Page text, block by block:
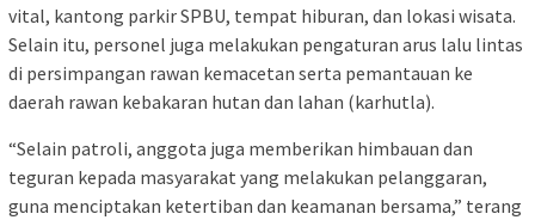
vital, kantong parkir SPBU, tempat hiburan, dan lokasi wisata.
Selain itu, personel juga melakukan pengaturan arus lalu lintas
di persimpangan rawan kemacetan serta pemantauan ke
daerah rawan kebakaran hutan dan lahan (karhutla).
“Selain patroli, anggota juga memberikan himbauan dan
teguran kepada masyarakat yang melakukan pelanggaran,
guna menciptakan ketertiban dan keamanan bersama,” terang